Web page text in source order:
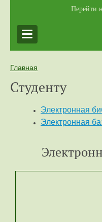
Перейти
Главная
Студенту
Электронная
Электронная